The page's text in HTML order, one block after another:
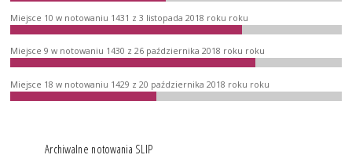
Miejsce 10 w notowaniu 1431 z 3 listopada 2018 roku roku
Miejsce 9 w notowaniu 1430 z 26 października 2018 roku roku
Miejsce 18 w notowaniu 1429 z 20 października 2018 roku roku
Archiwalne notowania SLIP